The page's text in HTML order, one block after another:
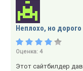
Неплохо, но дорого
Оценка: 4
Этот сайтбилдер